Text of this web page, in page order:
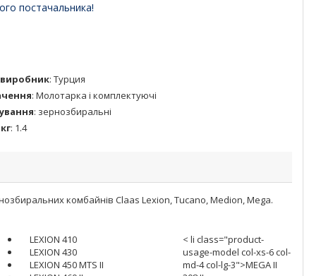
постачальника!
виробник: Турция
: Молотарка і комплектуючі
: зернозбиральні
: 1.4
комбайнів Claas Lexion, Tucano, Medion, Mega.
LEXION 410
LEXION 430
LEXION 450 MTS II
< li class="product-
usage-model col-xs-6 col-
md-4 col-lg-3">MEGA II